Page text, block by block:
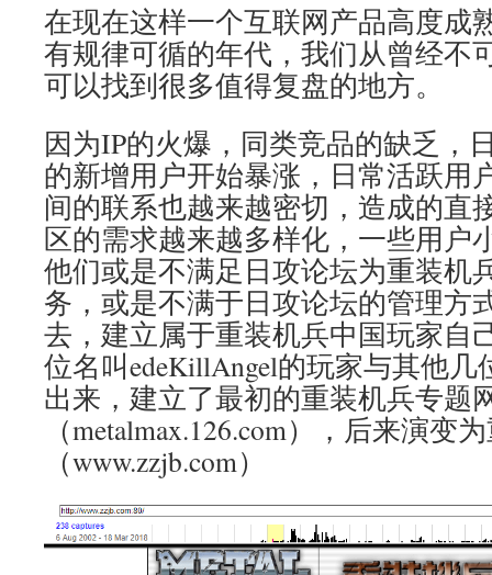
在现在这样一个互联网产品高度成
有规律可循的年代，我们从曾经不
可以找到很多值得复盘的地方。
因为IP的火爆，同类竞品的缺乏，
的新增用户开始暴涨，日常活跃用
间的联系也越来越密切，造成的直
区的需求越来越多样化，一些用户
他们或是不满足日攻论坛为重装机
务，或是不满于日攻论坛的管理方
去，建立属于重装机兵中国玩家自
位名叫edeKillAngel的玩家与其他
出来，建立了最初的重装机兵专题
（metalmax.126.com），后来演变
（www.zzjb.com）